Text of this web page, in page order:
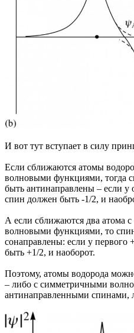
И вот тут вступает в силу
Если сближаются атомы
волновыми функциями, тогда
быть антинаправлены – если у
спин должен быть -1/2, и
А если сближаются два атома
волновыми функциями, то
сонаправлены: если у первого
быть +1/2, и наоборот.
Поэтому, атомы водорода
– либо с симметричными
антинаправленными спинами,